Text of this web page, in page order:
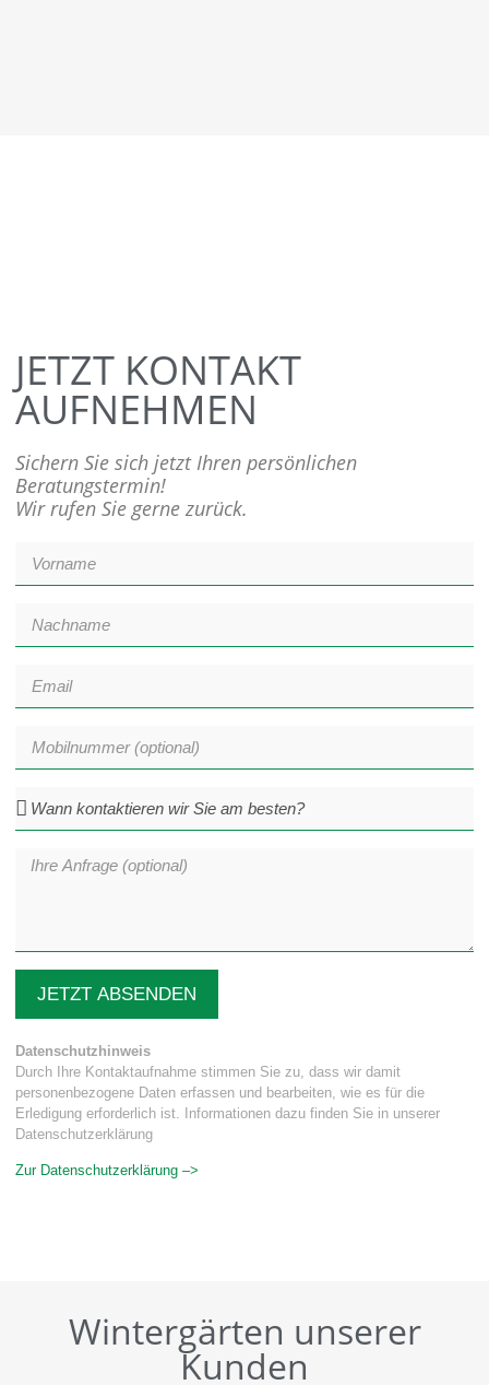
JETZT KONTAKT
AUFNEHMEN
Sichern Sie sich jetzt Ihren persönlichen
Beratungstermin!
Wir rufen Sie gerne zurück.
JETZT ABSENDEN
Datenschutzhinweis
Durch Ihre Kontaktaufnahme stimmen Sie zu, dass wir damit
personenbezogene Daten erfassen und bearbeiten, wie es für die
Erledigung erforderlich ist. Informationen dazu finden Sie in unserer
Datenschutzerklärung
Zur Datenschutzerklärung –>
Wintergärten unserer
Kunden